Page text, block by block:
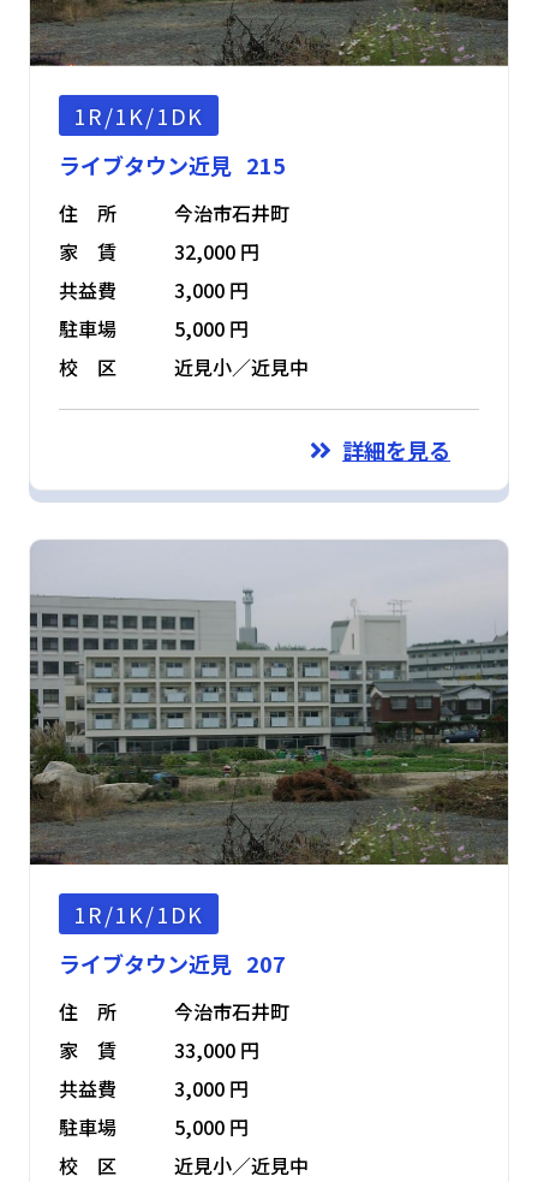
1R/1K/1DK
ライブタウン近見 215
住 所
今治市石井町
家 賃
32,000 円
共益費
3,000 円
駐車場
5,000 円
校 区
近見小／近見中
詳細を見る
1R/1K/1DK
ライブタウン近見 207
住 所
今治市石井町
家 賃
33,000 円
共益費
3,000 円
駐車場
5,000 円
校 区
近見小／近見中